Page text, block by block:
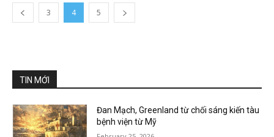
3 4 5
TIN MỚI
Đan Mạch, Greenland từ chối sáng kiến tàu
bệnh viện từ Mỹ